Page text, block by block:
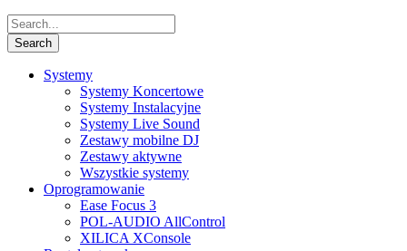
Systemy
Systemy Koncertowe
Systemy Instalacyjne
Systemy Live Sound
Zestawy mobilne DJ
Zestawy aktywne
Wszystkie systemy
Oprogramowanie
Ease Focus 3
POL-AUDIO AllControl
XILICA XConsole